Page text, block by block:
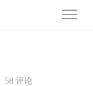
58 评论